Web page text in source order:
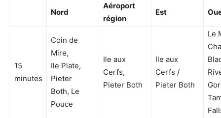
Nord
Aéroport
région
Est
15
minutes
Coin de
Mire,
Ile Plate,
Pieter
Both, Le
Pouce
Ile aux
Cerfs,
Pieter Both
Ile aux
Cerfs /
Pieter Both
Le